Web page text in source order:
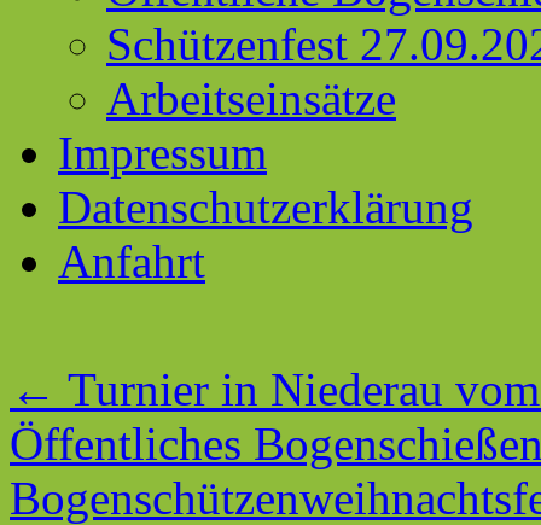
Schützenfest
Arbeitseinsätze
Impressum
Datenschutzerklärung
Anfahrt
← Turnier in Niederau
Öffentliches